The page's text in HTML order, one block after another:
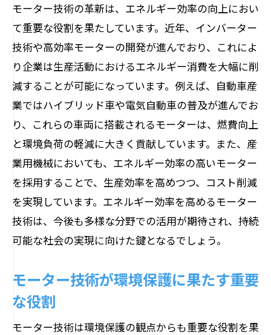
モーター技術の革新は、エネルギー効率の向上におい
て重要な役割を果たしています。近年、インバーター
技術や高効率モーターの開発が進んでおり、これによ
り企業は生産活動におけるエネルギー消費を大幅に削
減することが可能になっています。例えば、自動車産
業ではハイブリッド車や電気自動車の普及が進んでお
り、これらの車両に搭載されるモーターは、燃費向上
と環境負荷の軽減に大きく貢献しています。また、産
業用機械においても、エネルギー効率の高いモーター
を採用することで、生産効率を高めつつ、コスト削減
を実現しています。エネルギー効率を高めるモーター
技術は、今後も多様な分野での活用が期待され、持続
可能な社会の実現に向けた鍵となるでしょう。
モーター技術が環境保護に果たす重要
な役割
モーター技術は環境保護の観点からも重要な役割を果